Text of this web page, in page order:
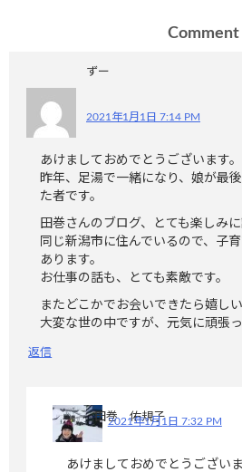
Comment
ずー
2021年1月1日 7:14 PM
あけましておめでとうございます。
昨年、足湯で一緒になり、娘が最
た者です。
田巻さんのブログ、とても楽しみ
同じ新潟市に住んでいるので、子
あります。
お仕事の話も、とても素敵です。
またどこかでお会いできたら嬉し
大変な世の中ですが、元気に頑張
返信
田巻 佑規子
2021年1月1日 7:32 PM
あけましておめでとうござい